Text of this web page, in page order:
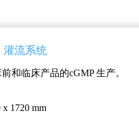
灌流系统
和临床产品的cGMP 生产。
x 1720 mm